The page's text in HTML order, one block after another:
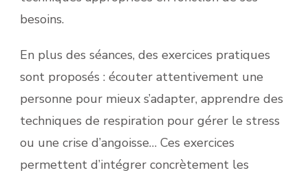
besoins.
En plus des séances, des exercices pratiques
sont proposés : écouter attentivement une
personne pour mieux s’adapter, apprendre des
techniques de respiration pour gérer le stress
ou une crise d’angoisse… Ces exercices
permettent d’intégrer concrètement les